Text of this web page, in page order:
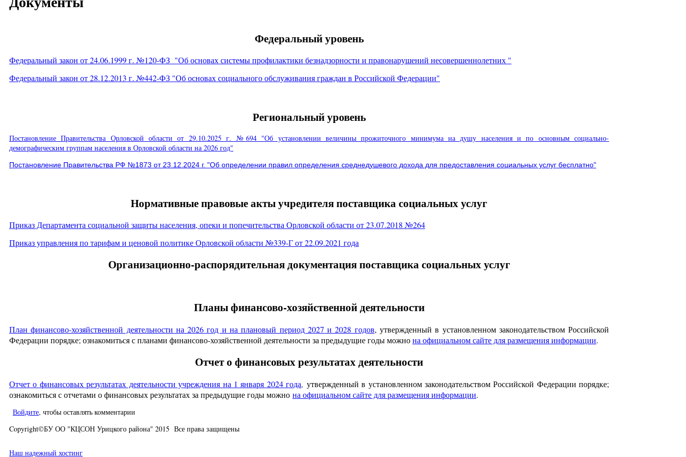
Федеральный уровень
Федеральный закон от 24.06.1999 г. №120-ФЗ "Об основах системы профилактики безнадзорности и правонарушений несовершеннолетних "
Федеральный закон от 28.12.2013 г. №442-ФЗ "Об основах социального обслуживания граждан в Российской Федерации"
Региональный уровень
Постановление Правительства Орловской области от 29.10.2025 г. №694 "Об установлении величины прожиточного минимума на душу населения и по основным социально-
демографическим группам населения в Орловской области на 2026 год"
Постановление Правительства РФ №1873 от 23.12.2024 г. "Об определении правил определения среднедушевого дохода для предоставления социальных услуг бесплатно"
Нормативные правовые акты учредителя поставщика социальных услуг
Приказ Департамента социальной защиты населения, опеки и попечительства Орловской области от 23.07.2018 №264
Приказ управления по тарифам и ценовой политике Орловской области №339-Г от 22.09.2021 года
Организационно-распорядительная документация поставщика социальных услуг
Планы финансово-хозяйственной деятельности
План финансово-хозяйственной деятельности на 2026 год и на плановый период 2027 и 2028 годов, утвержденный в установленном законодательством Российской
Федерации порядке; ознакомиться с планами финансово-хозяйственной деятельности за предыдущие годы можнона официальном сайте для размещения информации.
Отчет о финансовых результатах деятельности
Отчет о финансовых результатах деятельности учреждения на 1 января 2024 года, утвержденный в установленном законодательством Российской Федерации порядке;
ознакомиться с отчетами о финансовых результатах за предыдущие годы можно на официальном сайте для размещения информации.
Войдите, чтобы оставлять комментарии
Copyright©БУ ОО "КЦСОН Урицкого района" 2015 Все права защищены
Наш надежный хостинг